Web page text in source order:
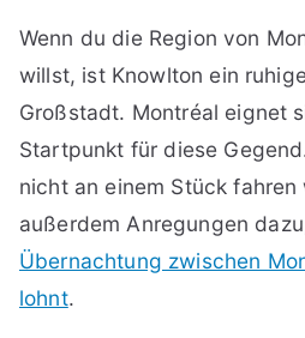
Wenn du die Region von
willst, ist Knowlton ein
Großstadt. Montréal eignet
Startpunkt für diese
nicht an einem Stück
außerdem Anregungen
Übernachtung zwischen
lohnt.